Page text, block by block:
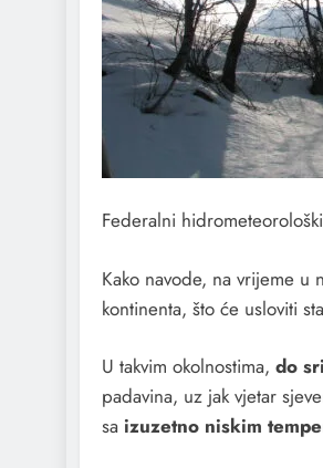
Federalni
Kako navode, na vrijeme u
kontinenta, što će usloviti
U takvim okolnostima, do
padavina, uz jak vjetar
sa izuzetno niskim